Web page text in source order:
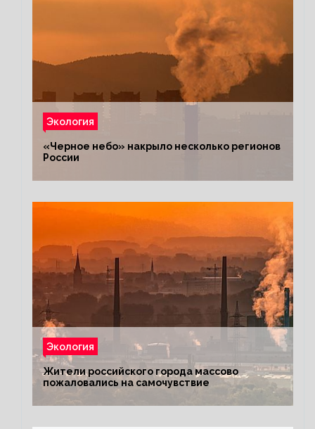
Экология
«Черное небо» накрыло несколько регионов
России
Экология
Жители российского города массово
пожаловались на самочувствие